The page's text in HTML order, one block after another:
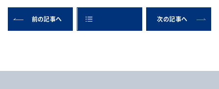
前の記事へ 次の記事へ